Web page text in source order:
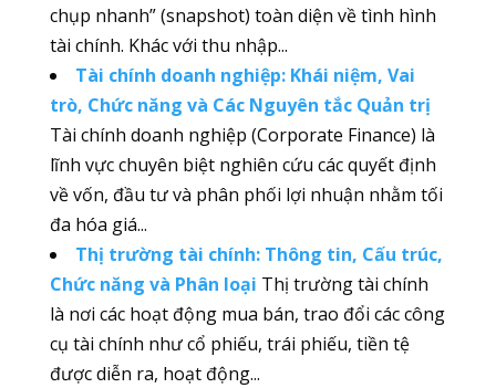
chụp nhanh” (snapshot) toàn diện về tình hình
tài chính. Khác với thu nhập...
Tài chính doanh nghiệp: Khái niệm, Vai
trò, Chức năng và Các Nguyên tắc Quản trị
Tài chính doanh nghiệp (Corporate Finance) là
lĩnh vực chuyên biệt nghiên cứu các quyết định
về vốn, đầu tư và phân phối lợi nhuận nhằm tối
đa hóa giá...
Thị trường tài chính: Thông tin, Cấu trúc,
Chức năng và Phân loại Thị trường tài chính
là nơi các hoạt động mua bán, trao đổi các công
cụ tài chính như cổ phiếu, trái phiếu, tiền tệ
được diễn ra, hoạt động...